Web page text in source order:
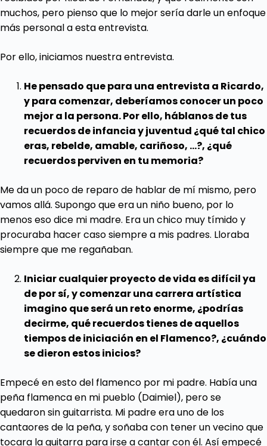
muchos, pero pienso que lo mejor sería darle un enfoque
más personal a esta entrevista.
Por ello, iniciamos nuestra entrevista.
He pensado que para una entrevista a Ricardo,
y para comenzar, deberíamos conocer un poco
mejor a la persona. Por ello, háblanos de tus
recuerdos de infancia y juventud ¿qué tal chico
eras, rebelde, amable, cariñoso, …?, ¿qué
recuerdos perviven en tu memoria?
Me da un poco de reparo de hablar de mí mismo, pero
vamos allá. Supongo que era un niño bueno, por lo
menos eso dice mi madre. Era un chico muy tímido y
procuraba hacer caso siempre a mis padres. Lloraba
siempre que me regañaban.
Iniciar cualquier proyecto de vida es difícil ya
de por sí, y comenzar una carrera artística
imagino que será un reto enorme, ¿podrías
decirme, qué recuerdos tienes de aquellos
tiempos de iniciación en el Flamenco?, ¿cuándo
se dieron estos inicios?
Empecé en esto del flamenco por mi padre. Había una
peña flamenca en mi pueblo (Daimiel), pero se
quedaron sin guitarrista. Mi padre era uno de los
cantaores de la peña, y soñaba con tener un vecino que
tocara la guitarra para irse a cantar con él. Así empecé